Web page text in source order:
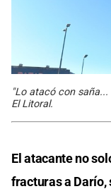
"Lo atacó con
El Litoral.
El atacante no
fracturas a Darío,